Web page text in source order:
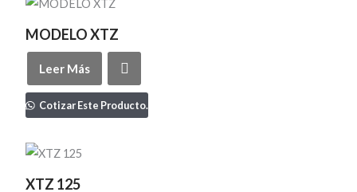
MODELO XTZ
Leer Más
Cotizar Este Producto.
XTZ 125